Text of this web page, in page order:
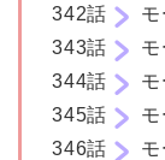
342話
343話
344話
345話
346話